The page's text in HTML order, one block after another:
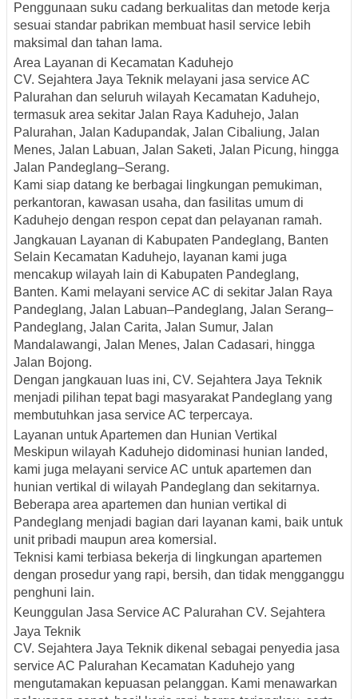
Penggunaan suku cadang berkualitas dan metode kerja
sesuai standar pabrikan membuat hasil service lebih
maksimal dan tahan lama.
Area Layanan di Kecamatan Kaduhejo
CV. Sejahtera Jaya Teknik melayani jasa service AC
Palurahan dan seluruh wilayah Kecamatan Kaduhejo,
termasuk area sekitar Jalan Raya Kaduhejo, Jalan
Palurahan, Jalan Kadupandak, Jalan Cibaliung, Jalan
Menes, Jalan Labuan, Jalan Saketi, Jalan Picung, hingga
Jalan Pandeglang–Serang.
Kami siap datang ke berbagai lingkungan pemukiman,
perkantoran, kawasan usaha, dan fasilitas umum di
Kaduhejo dengan respon cepat dan pelayanan ramah.
Jangkauan Layanan di Kabupaten Pandeglang, Banten
Selain Kecamatan Kaduhejo, layanan kami juga
mencakup wilayah lain di Kabupaten Pandeglang,
Banten. Kami melayani service AC di sekitar Jalan Raya
Pandeglang, Jalan Labuan–Pandeglang, Jalan Serang–
Pandeglang, Jalan Carita, Jalan Sumur, Jalan
Mandalawangi, Jalan Menes, Jalan Cadasari, hingga
Jalan Bojong.
Dengan jangkauan luas ini, CV. Sejahtera Jaya Teknik
menjadi pilihan tepat bagi masyarakat Pandeglang yang
membutuhkan jasa service AC terpercaya.
Layanan untuk Apartemen dan Hunian Vertikal
Meskipun wilayah Kaduhejo didominasi hunian landed,
kami juga melayani service AC untuk apartemen dan
hunian vertikal di wilayah Pandeglang dan sekitarnya.
Beberapa area apartemen dan hunian vertikal di
Pandeglang menjadi bagian dari layanan kami, baik untuk
unit pribadi maupun area komersial.
Teknisi kami terbiasa bekerja di lingkungan apartemen
dengan prosedur yang rapi, bersih, dan tidak mengganggu
penghuni lain.
Keunggulan Jasa Service AC Palurahan CV. Sejahtera
Jaya Teknik
CV. Sejahtera Jaya Teknik dikenal sebagai penyedia jasa
service AC Palurahan Kecamatan Kaduhejo yang
mengutamakan kepuasan pelanggan. Kami menawarkan